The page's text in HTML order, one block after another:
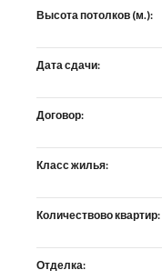
Высота потолков (м.):
Дата сдачи:
Договор:
Класс жилья:
Количествово квартир:
Отделка: